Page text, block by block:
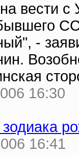
вести с
-
16:30
16:41